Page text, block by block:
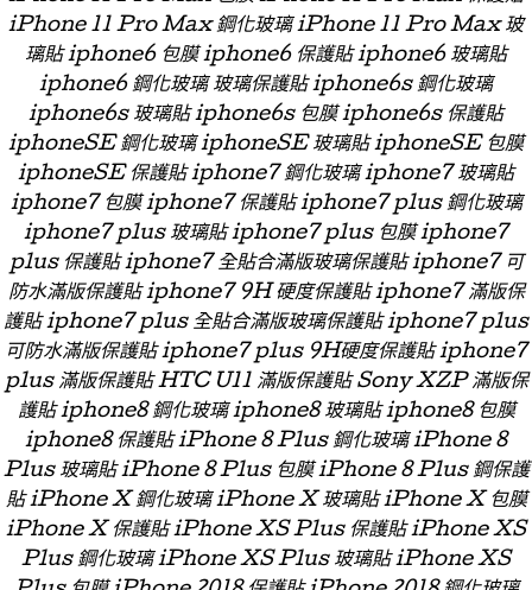
iPhone 11 Pro Max 鋼化玻璃 iPhone 11 Pro Max 玻
璃貼 iphone6 包膜 iphone6 保護貼 iphone6 玻璃貼
iphone6 鋼化玻璃 玻璃保護貼 iphone6s 鋼化玻璃
iphone6s 玻璃貼 iphone6s 包膜 iphone6s 保護貼
iphoneSE 鋼化玻璃 iphoneSE 玻璃貼 iphoneSE 包膜
iphoneSE 保護貼 iphone7 鋼化玻璃 iphone7 玻璃貼
iphone7 包膜 iphone7 保護貼 iphone7 plus 鋼化玻璃
iphone7 plus 玻璃貼 iphone7 plus 包膜 iphone7
plus 保護貼 iphone7 全貼合滿版玻璃保護貼 iphone7 可
防水滿版保護貼 iphone7 9H 硬度保護貼 iphone7 滿版保
護貼 iphone7 plus 全貼合滿版玻璃保護貼 iphone7 plus
可防水滿版保護貼 iphone7 plus 9H硬度保護貼 iphone7
plus 滿版保護貼 HTC U11 滿版保護貼 Sony XZP 滿版保
護貼 iphone8 鋼化玻璃 iphone8 玻璃貼 iphone8 包膜
iphone8 保護貼 iPhone 8 Plus 鋼化玻璃 iPhone 8
Plus 玻璃貼 iPhone 8 Plus 包膜 iPhone 8 Plus 鋼保護
貼 iPhone X 鋼化玻璃 iPhone X 玻璃貼 iPhone X 包膜
iPhone X 保護貼 iPhone XS Plus 保護貼 iPhone XS
Plus 鋼化玻璃 iPhone XS Plus 玻璃貼 iPhone XS